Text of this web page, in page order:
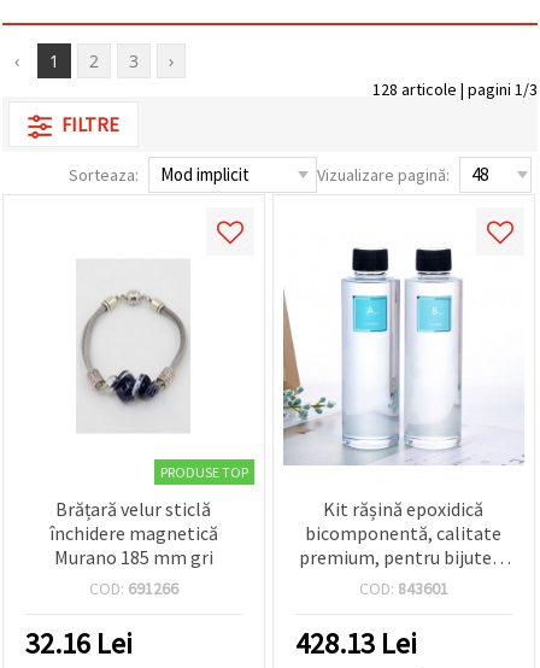
‹ 1 2 3 ›
128 articole | pagini 1/3
FILTRE
Sorteaza: Vizualizare pagină:
PRODUSE TOP
Brățară velur sticlă
închidere magnetică
Murano 185 mm gri
COD: 691266
32.16 Lei
Kit rășină epoxidică
bicomponentă, calitate
premium, pentru bijuterii
handmade, raport A/B 1:1,
COD: 843601
428.13 Lei